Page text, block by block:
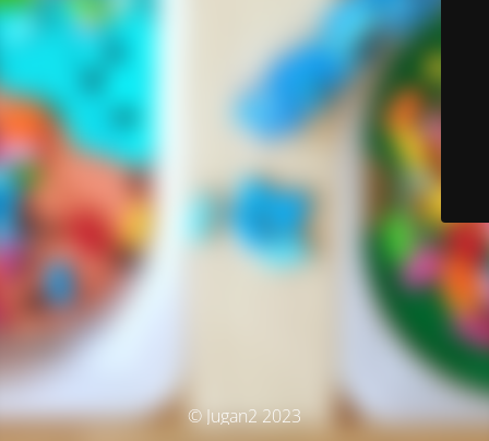
© Jugan2 2023